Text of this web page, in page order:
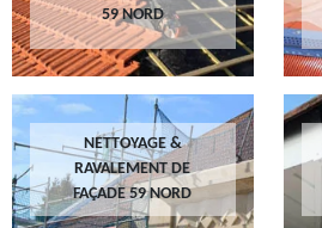
59 NORD
NETTOYAGE &
RAVALEMENT DE
FAÇADE 59 NORD